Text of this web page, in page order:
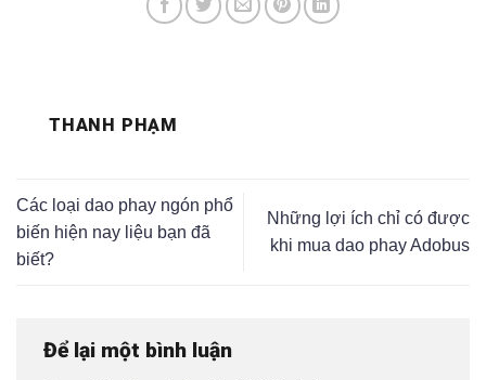
THANH PHẠM
Các loại dao phay ngón phổ
biến hiện nay liệu bạn đã
biết?
Những lợi ích chỉ có được
khi mua dao phay Adobus
Để lại một bình luận